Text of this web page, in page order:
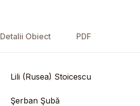
Detalii Obiect PDF
Lili (Rusea) Stoicescu
Şerban Şubă